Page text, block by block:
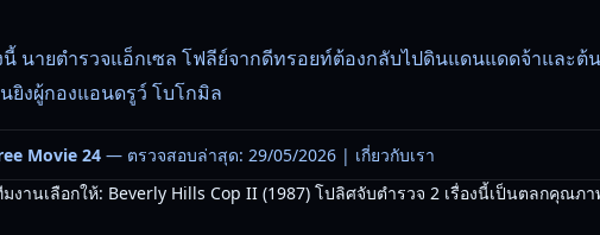
นายตำรวจแอ็กเซล โฟลีย์จากดีทรอยท์ต้องกลับไปดินแดนแดดจ้าและต้
ยิงผู้กองแอนดรูว์ โบโกมิล
Movie 24— ตรวจสอบล่าสุด: 29/05/2026 | เกี่ยวกับเรา
งานเลือกให้: Beverly Hills Cop II (1987) โปลิศจับตำรวจ 2 เรื่องนี้เป็นตลกคุณภ